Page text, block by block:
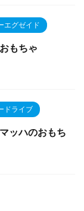
エグゼイド
もちゃ
ドライブ
ッハのおもち